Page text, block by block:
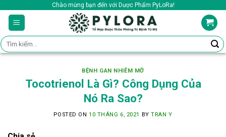
content
Chào mừng bạn đến với Dược Phẩm PyLoRa!
Tìm
kiếm:
BỆNH GAN NHIỄM MỠ
Tocotrienol Là Gì? Công Dụng Của
Nó Ra Sao?
POSTED ON 10 THÁNG 6, 2021 BYTRAN Y